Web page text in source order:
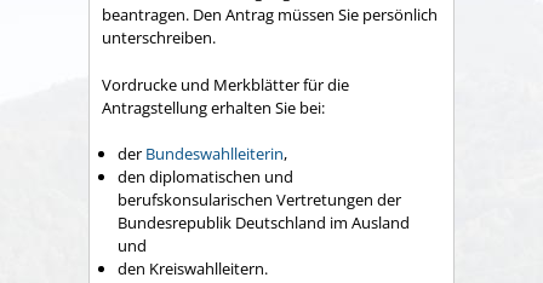
beantragen. Den Antrag müssen Sie persönlich
unterschreiben.
Vordrucke und Merkblätter für die
Antragstellung erhalten Sie bei:
der Bundeswahlleiterin,
den diplomatischen und
berufskonsularischen Vertretungen der
Bundesrepublik Deutschland im Ausland
und
den Kreiswahlleitern.